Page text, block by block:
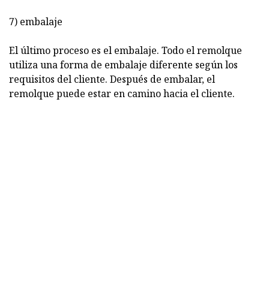
7) embalaje
El último proceso es el embalaje. Todo el remolque
utiliza una forma de embalaje diferente según los
requisitos del cliente. Después de embalar, el
remolque puede estar en camino hacia el cliente.